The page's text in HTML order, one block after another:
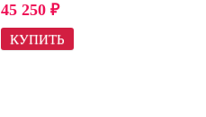
45 250 ₽